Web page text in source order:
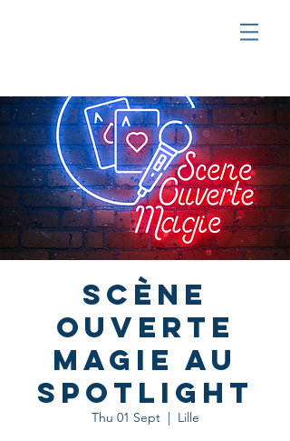
Scène
ouverte
magie au
Spotlight
Thu 01 Sept
  |
Lille